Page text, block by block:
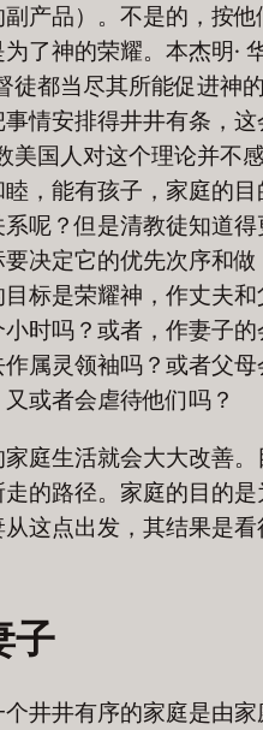
副产品）。不是的，按
了神的荣耀。本杰明·
徒都当尽其所能促进神
情安排得井井有条，这
美国人对这个理论并不
，能有孩子，家庭的目
呢？但是清教徒知道得
决定它的优先次序和做
标是荣耀神，作丈夫和
时吗？或者，作妻子的
属灵领袖吗？或者父母
或者会虐待他们吗？
庭生活就会大大改善。
的路径。家庭的目的是
这点出发，其结果是看
子
井井有序的家庭是由家